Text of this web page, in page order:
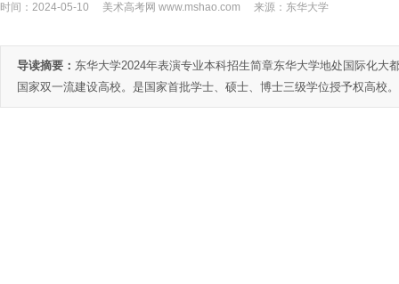
时间：2024-05-10 美术高考网 www.mshao.com 来源：东华大学
导读摘要： 东华大学2024年表演专业本科招生简章东华大学地处国际化
国家双一流建设高校。是国家首批学士、硕士、博士三级学位授予权高校